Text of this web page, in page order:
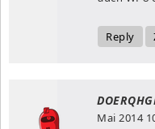
Reply
Mai 2014